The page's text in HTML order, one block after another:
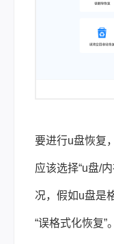
要进行u盘恢复
应该选择“u盘/
况，假如u盘是
“误格式化恢复”。